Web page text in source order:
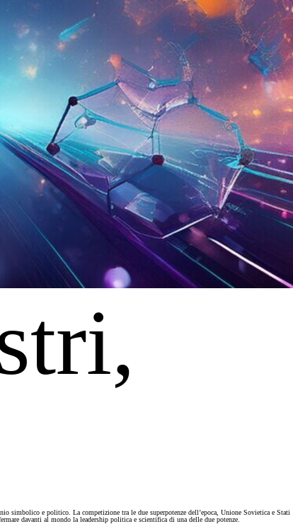
simbolico e politico. La competizione tra le due superpotenze dell’epoca, Unione Sovietica e Stati
davanti al mondo la leadership politica e scientifica di una delle due potenze.